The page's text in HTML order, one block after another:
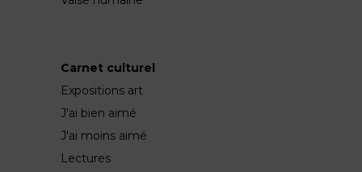
Carnet culturel
Expositions art
J'ai bien aimé
J'ai moins aimé
Lectures